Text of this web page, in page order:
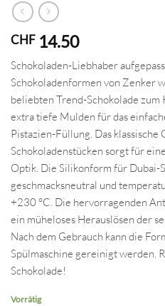
CHF 14.50
Schokoladen-Liebhaber
Schokoladenformen von Zenker
beliebten Trend-Schokolade
extra tiefe Mulden für das
Pistazien-Füllung. Das
Schokoladenstücken sorgt für
Optik. Die Silikonform für Dubai-
geschmacksneutral und
+230 °C. Die hervorragenden
ein müheloses Herauslösen der
Nach dem Gebrauch kann die
Spülmaschine gereinigt werden.
Schokolade!
Vorrätig